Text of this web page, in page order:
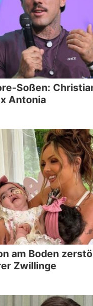
Soßen:
Antonia
am Boden
Zwillinge